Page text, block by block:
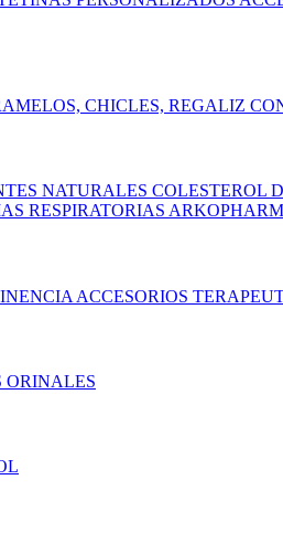
CHICLES, REGALIZ
NATURALES COLESTEROL
RESPIRATORIAS
ACCESORIOS
ORINALES